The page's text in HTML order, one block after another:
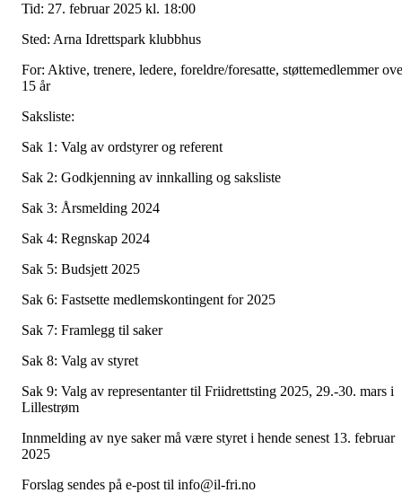
Tid: 27. februar 2025 kl. 18:00
Sted: Arna Idrettspark klubbhus
For: Aktive, trenere, ledere, foreldre/foresatte, støttemedlemmer
15 år
Saksliste:
Sak 1: Valg av ordstyrer og referent
Sak 2: Godkjenning av innkalling og saksliste
Sak 3: Årsmelding 2024
Sak 4: Regnskap 2024
Sak 5: Budsjett 2025
Sak 6: Fastsette medlemskontingent for 2025
Sak 7: Framlegg til saker
Sak 8: Valg av styret
Sak 9: Valg av representanter til Friidrettsting 2025, 29.-30. mars i
Lillestrøm
Innmelding av nye saker må være styret i hende senest 13. februar
2025
Forslag sendes på e-post til info@il-fri.no